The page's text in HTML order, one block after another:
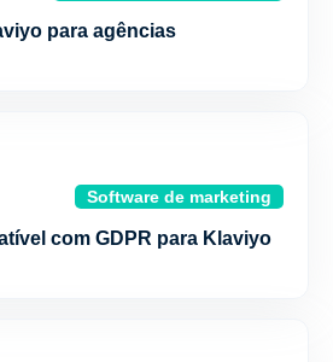
para agências
Software de marketing
com GDPR para Klaviyo